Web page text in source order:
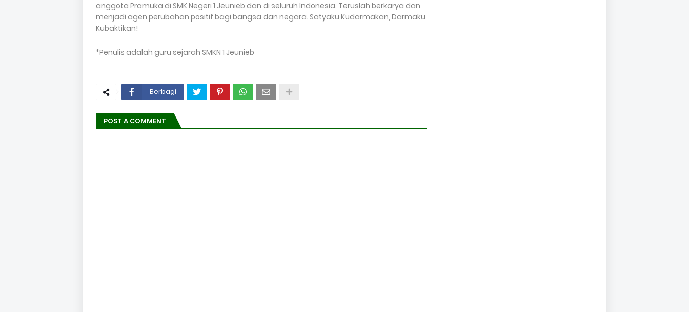
anggota Pramuka di SMK Negeri 1 Jeunieb dan di seluruh Indonesia. Teruslah berkarya dan
menjadi agen perubahan positif bagi bangsa dan negara. Satyaku Kudarmakan, Darmaku
Kubaktikan!
*Penulis adalah guru sejarah SMKN 1 Jeunieb
Berbagi
POST A COMMENT